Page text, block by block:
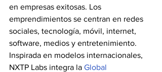
en empresas exitosas. Los
emprendimientos se centran en redes
sociales, tecnología, móvil, internet,
software, medios y entretenimiento.
Inspirada en modelos internacionales,
NXTP Labs integra la Global